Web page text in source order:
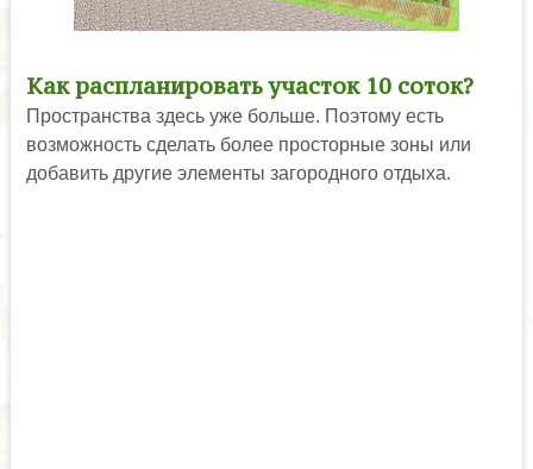
Как распланировать участок 10 соток?
Пространства здесь уже больше. Поэтому есть
возможность сделать более просторные зоны или
добавить другие элементы загородного отдыха.